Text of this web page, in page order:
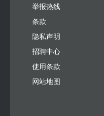
举报热线
条款
隐私声明
招聘中心
使用条款
网站地图